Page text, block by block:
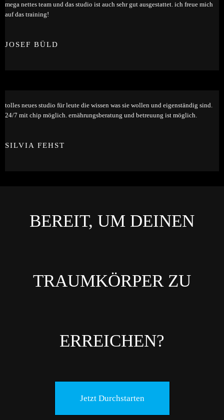
mega nettes team und das studio ist auch sehr gut ausgestattet. ich freue mich
auf das training!
JOSEF BÜLD
tolles neues studio für leute die wissen was sie wollen und eigenständig sind.
24/7 mit chip möglich. ernährungsberatung und betreuung ist möglich.
SILVIA FEHST
BEREIT, UM DEINEN
TRAUMKÖRPER ZU
ERREICHEN?
Jetzt Durchstarten